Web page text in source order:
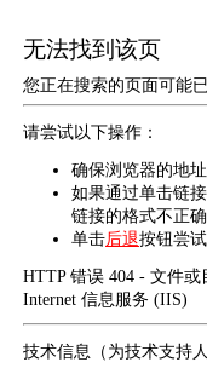
无法找到该页
您正在搜索的页面可能
请尝试以下操作：
确保浏览器的地
如果通过单击链
链接的格式不正确
单击后退按钮尝
HTTP 错误 404 - 文件或
Internet 信息服务 (IIS)
技术信息（为技术支持人